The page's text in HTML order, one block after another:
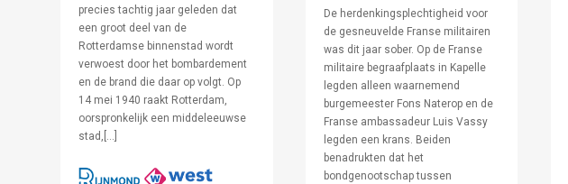
precies tachtig jaar geleden dat
een groot deel van de
Rotterdamse binnenstad wordt
verwoest door het bombardement
en de brand die daar op volgt. Op
14 mei 1940 raakt Rotterdam,
oorspronkelijk een middeleeuwse
stad,[…]
De herdenkingsplechtigheid voor
de gesneuvelde Franse militairen
was dit jaar sober. Op de Franse
militaire begraafplaats in Kapelle
legden alleen waarnemend
burgemeester Fons Naterop en de
Franse ambassadeur Luis Vassy
legden een krans. Beiden
benadrukten dat het
bondgenootschap tussen